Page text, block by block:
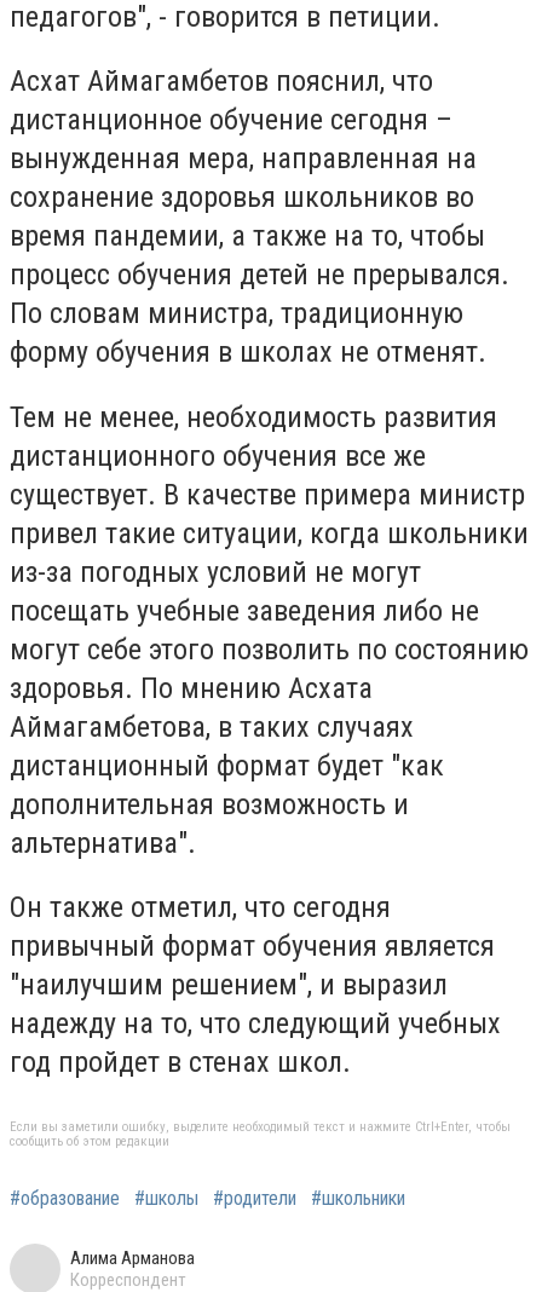
педагогов", - говорится в петиции.
Асхат Аймагамбетов пояснил, что
дистанционное обучение сегодня –
вынужденная мера, направленная на
сохранение здоровья школьников во
время пандемии, а также на то, чтобы
процесс обучения детей не прерывался.
По словам министра, традиционную
форму обучения в школах не отменят.
Тем не менее, необходимость развития
дистанционного обучения все же
существует. В качестве примера министр
привел такие ситуации, когда школьники
из-за погодных условий не могут
посещать учебные заведения либо не
могут себе этого позволить по состоянию
здоровья. По мнению Асхата
Аймагамбетова, в таких случаях
дистанционный формат будет "как
дополнительная возможность и
альтернатива".
Он также отметил, что сегодня
привычный формат обучения является
"наилучшим решением", и выразил
надежду на то, что следующий учебных
год пройдет в стенах школ.
Если вы заметили ошибку, выделите необходимый текст и нажмите Ctrl+Enter, чтобы
сообщить об этом редакции
#образование #школы #родители #школьники
Алима Арманова
Корреспондент